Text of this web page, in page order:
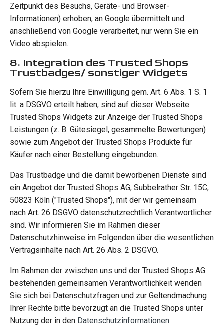
Zeitpunkt des Besuchs, Geräte- und Browser-
Informationen) erhoben, an Google übermittelt und
anschließend von Google verarbeitet, nur wenn Sie ein
Video abspielen.
8. Integration des Trusted Shops
Trustbadges/ sonstiger Widgets
Sofern Sie hierzu Ihre Einwilligung gem. Art. 6 Abs. 1 S. 1
lit. a DSGVO erteilt haben, sind auf dieser Webseite
Trusted Shops Widgets zur Anzeige der Trusted Shops
Leistungen (z. B. Gütesiegel, gesammelte Bewertungen)
sowie zum Angebot der Trusted Shops Produkte für
Käufer nach einer Bestellung eingebunden.
Das Trustbadge und die damit beworbenen Dienste sind
ein Angebot der Trusted Shops AG, Subbelrather Str. 15C,
50823 Köln ("Trusted Shops"), mit der wir gemeinsam
nach Art. 26 DSGVO datenschutzrechtlich Verantwortlicher
sind. Wir informieren Sie im Rahmen dieser
Datenschutzhinweise im Folgenden über die wesentlichen
Vertragsinhalte nach Art. 26 Abs. 2 DSGVO.
Im Rahmen der zwischen uns und der Trusted Shops AG
bestehenden gemeinsamen Verantwortlichkeit wenden
Sie sich bei Datenschutzfragen und zur Geltendmachung
Ihrer Rechte bitte bevorzugt an die Trusted Shops unter
Nutzung der in den Datenschutzinformationen